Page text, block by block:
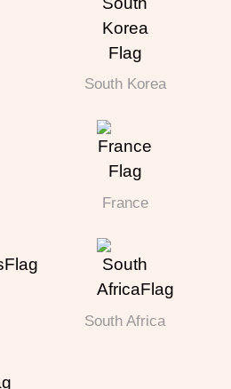
South Korea
France
South Africa